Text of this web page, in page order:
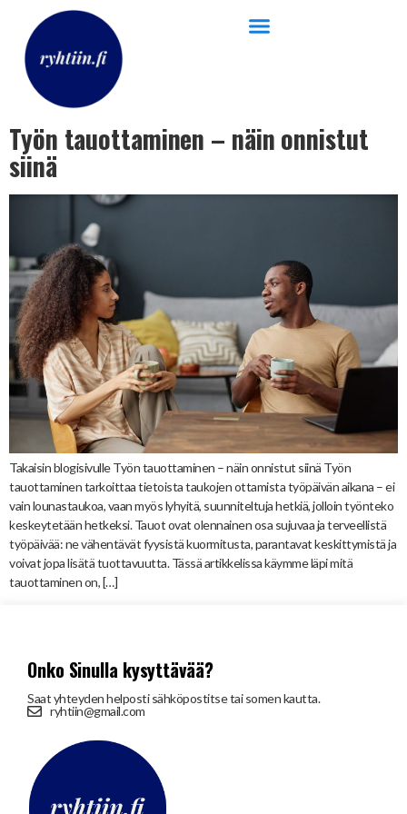
Työn tauottaminen – näin onnistut
siinä
Takaisin blogisivulle Työn tauottaminen – näin onnistut siinä Työn
tauottaminen tarkoittaa tietoista taukojen ottamista työpäivän aikana – ei
vain lounastaukoa, vaan myös lyhyitä, suunniteltuja hetkiä, jolloin työnteko
keskeytetään hetkeksi. Tauot ovat olennainen osa sujuvaa ja terveellistä
työpäivää: ne vähentävät fyysistä kuormitusta, parantavat keskittymistä ja
voivat jopa lisätä tuottavuutta. Tässä artikkelissa käymme läpi mitä
tauottaminen on, […]
Onko Sinulla kysyttävää?
Saat yhteyden helposti sähköpostitse tai somen kautta.
ryhtiin@gmail.com